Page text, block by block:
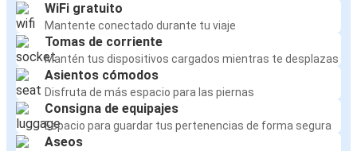
WiFi gratuito
Mantente conectado durante tu viaje
Tomas de corriente
Mantén tus dispositivos cargados mientras te desplazas
Asientos cómodos
Disfruta de más espacio para las piernas
Consigna de equipajes
Espacio para guardar tus pertenencias de forma segura
Aseos